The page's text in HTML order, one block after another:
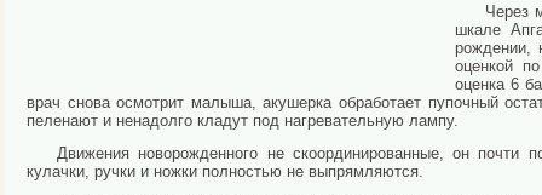
Через
шкале
рождении,
оценкой
оценка 6
врач снова осмотрит малыша, акушерка обработает пупочный
пеленают и ненадолго кладут под нагревательную лампу.
Движения новорожденного не скоординированные, он почти
кулачки, ручки и ножки полностью не выпрямляются.